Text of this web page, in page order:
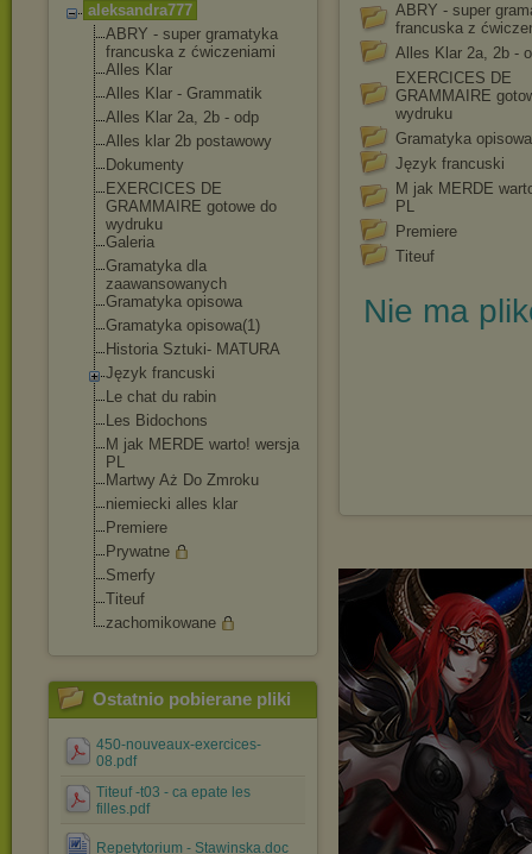
aleksandra777
ABRY - super gramatyka
francuska z ćwiczeniami
Alles Klar
Alles Klar - Grammatik
Alles Klar 2a, 2b - odp
Alles klar 2b postawowy
Dokumenty
EXERCICES DE
GRAMMAIRE gotowe do
wydruku
Galeria
Gramatyka dla
zaawansowanych
Gramatyka opisowa
Gramatyka opisowa(1)
Historia Sztuki- MATURA
Język francuski
Le chat du rabin
Les Bidochons
M jak MERDE warto! wersja
PL
Martwy Aż Do Zmroku
niemiecki alles klar
Premiere
Prywatne
Smerfy
Titeuf
zachomikowane
Ostatnio pobierane pliki
450-nouveaux-exercices-
08.pdf
Titeuf -t03 - ca epate les
filles.pdf
Repetytorium - Stawinska.doc
ABRY - super
francuska z
Alles Klar 2a, 2b -
EXERCICES DE
GRAMMAIRE
wydruku
Gramatyka opisowa
Język francuski
M jak MERDE
PL
Premiere
Titeuf
Nie ma